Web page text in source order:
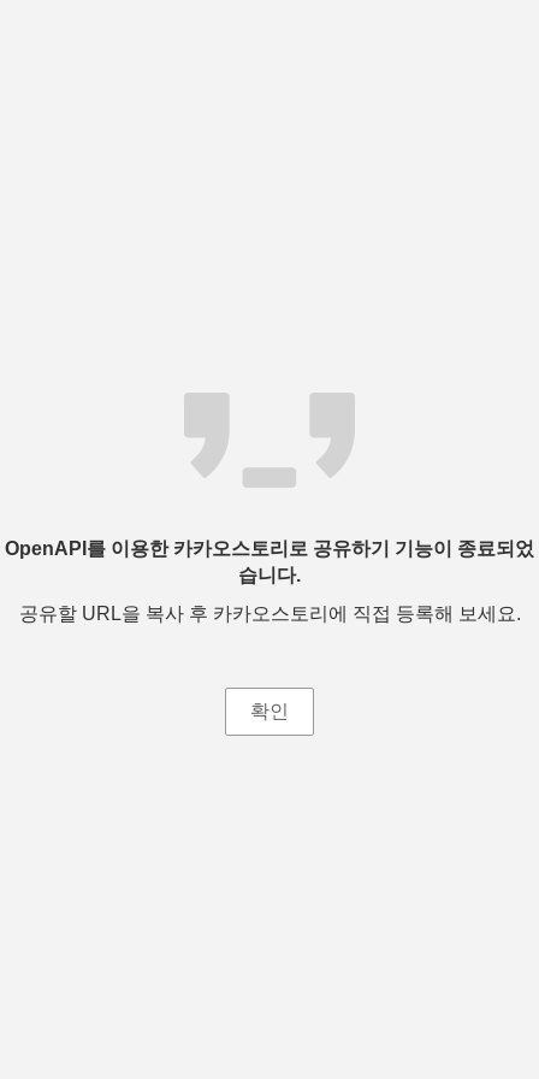
OpenAPI를 이용한 카카오스토리로 공유하기 기능이 종료되었
습니다.
공유할 URL을 복사 후 카카오스토리에 직접 등록해 보세요.
확인